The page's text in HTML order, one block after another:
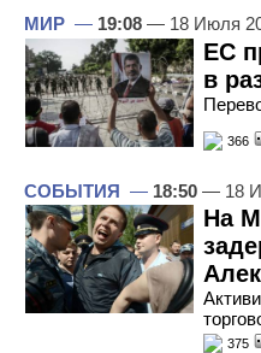
МИР — 19:08 — 18 Июля
ЕС
в
366
СОБЫТИЯ — 18:50 — 18
На
375